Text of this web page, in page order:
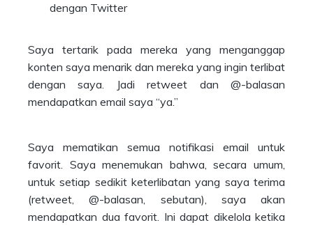
dengan Twitter
Saya tertarik pada mereka yang menganggap
konten saya menarik dan mereka yang ingin terlibat
dengan saya. Jadi retweet dan @-balasan
mendapatkan email saya “ya.”
Saya mematikan semua notifikasi email untuk
favorit. Saya menemukan bahwa, secara umum,
untuk setiap sedikit keterlibatan yang saya terima
(retweet, @-balasan, sebutan), saya akan
mendapatkan dua favorit. Ini dapat dikelola ketika